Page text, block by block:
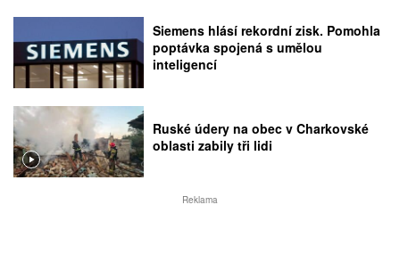
Siemens hlásí rekordní zisk. Pomohla
poptávka spojená s umělou
inteligencí
Ruské údery na obec v Charkovské
oblasti zabily tři lidi
Reklama